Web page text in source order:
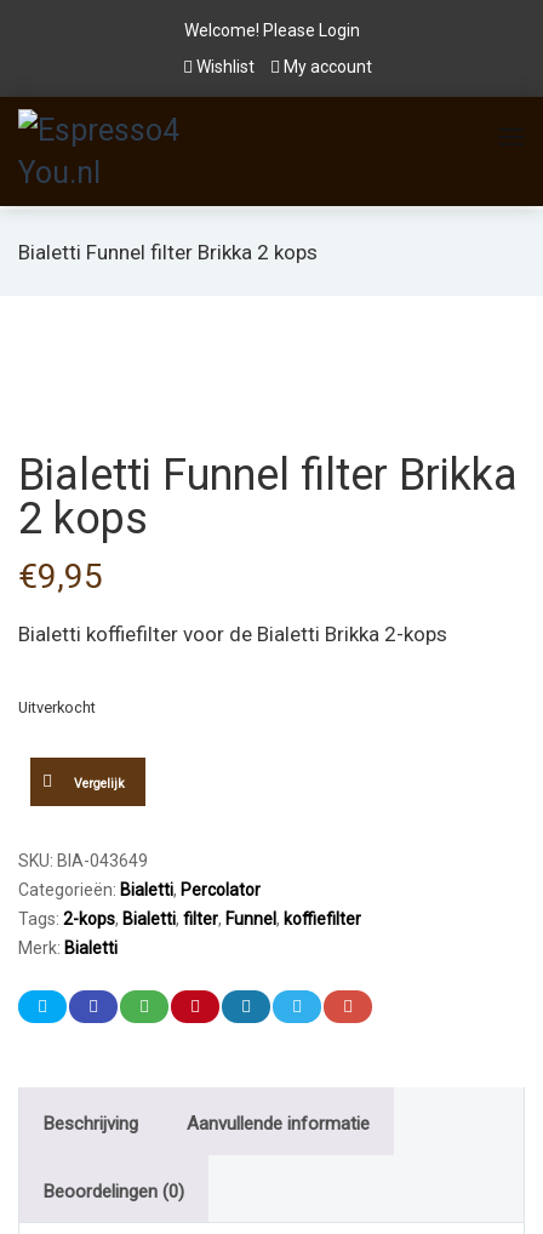
Welcome! Please
Login
Wishlist
My account
Bialetti Funnel filter Brikka 2 kops
Bialetti Funnel filter Brikka
2 kops
€9,95
Bialetti koffiefilter voor de Bialetti Brikka 2-kops
Uitverkocht
Vergelijk
SKU: BIA-043649
Categorieën: Bialetti, Percolator
Tags: 2-kops, Bialetti, filter, Funnel, koffiefilter
Merk: Bialetti
Beschrijving Aanvullende informatie
Beoordelingen (0)